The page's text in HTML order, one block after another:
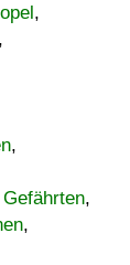
,
,
,
,